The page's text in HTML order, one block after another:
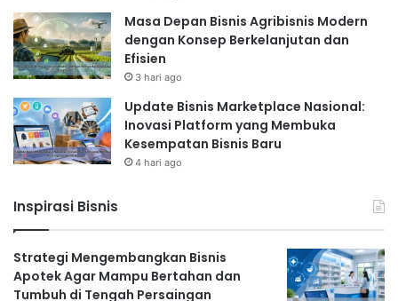
Masa Depan Bisnis Agribisnis Modern
dengan Konsep Berkelanjutan dan
Efisien
3 hari ago
Update Bisnis Marketplace Nasional:
Inovasi Platform yang Membuka
Kesempatan Bisnis Baru
4 hari ago
Inspirasi Bisnis
Strategi Mengembangkan Bisnis
Apotek Agar Mampu Bertahan dan
Tumbuh di Tengah Persaingan